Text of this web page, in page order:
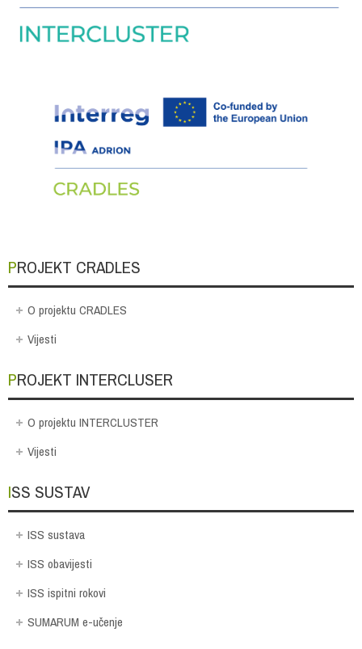
PROJEKT CRADLES
O projektu CRADLES
Vijesti
PROJEKT INTERCLUSER
O projektu INTERCLUSTER
Vijesti
ISS SUSTAV
ISS sustava
ISS obavijesti
ISS ispitni rokovi
SUMARUM e-učenje